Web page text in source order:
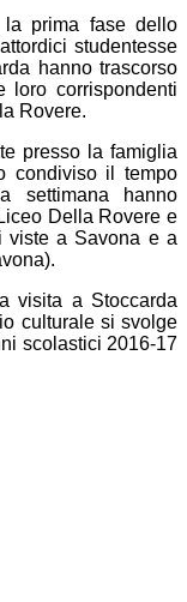
prima fase dello
studentesse
hanno trascorso
loro corrispondenti
Rovere.
presso la famiglia
condiviso il tempo
settimana hanno
Della Rovere e
viste a Savona e a
visita a Stoccarda
culturale si svolge
scolastici 2016-17